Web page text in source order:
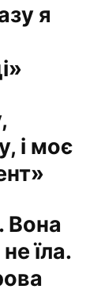
я
і моє
Вона
їла.